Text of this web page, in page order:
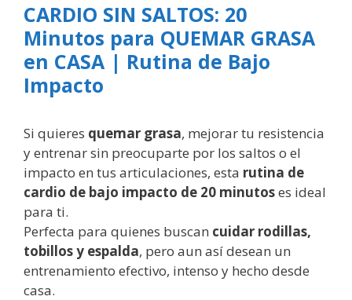
CARDIO SIN SALTOS: 20
Minutos para QUEMAR GRASA
en CASA | Rutina de Bajo
Impacto
Si quieres quemar grasa, mejorar tu resistencia
y entrenar sin preocuparte por los saltos o el
impacto en tus articulaciones, esta rutina de
cardio de bajo impacto de 20 minutoses ideal
para ti.
Perfecta para quienes buscan cuidar rodillas,
tobillos y espalda, pero aun así desean un
entrenamiento efectivo, intenso y hecho desde
casa.